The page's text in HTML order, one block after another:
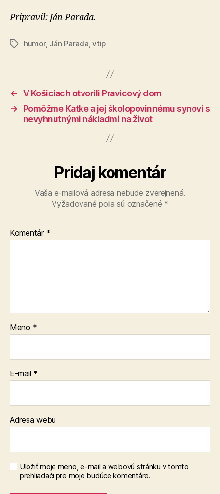
Pripravil: Ján Parada.
Značkyhumor, Ján Parada,vtip
← V Košiciach otvorili Pravicový dom
→
Pomôžme Katke a jej školopovinnému synovi s
nevyhnutnými nákladmi na život
Pridaj komentár
Vaša e-mailová adresa nebude zverejnená.
Vyžadované polia sú označené *
Komentár *
Meno *
E-mail *
Adresa webu
Uložiť moje meno, e-mail a webovú stránku v tomto
prehliadači pre moje budúce komentáre.